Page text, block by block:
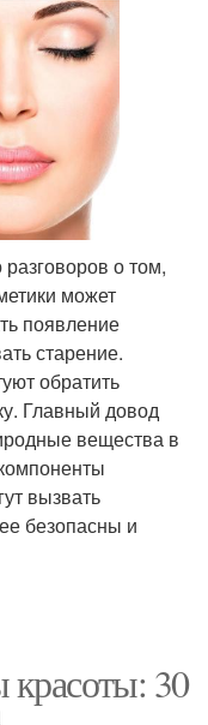
о том,
может
появление
старение.
обратить
Главный довод
вещества в
вызвать
безопасны и
красоты: 30